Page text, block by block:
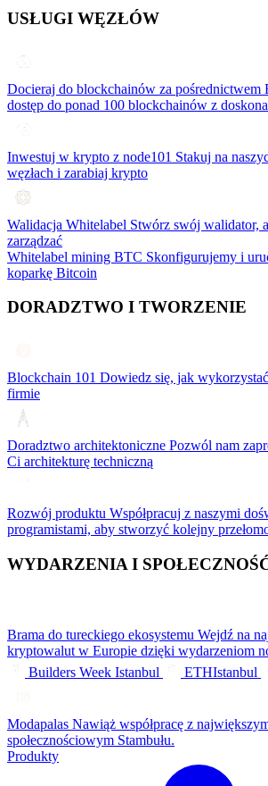
USŁUGI WĘZŁÓW
Docieraj do blockchainów za pośrednictwem
dostęp do ponad 100 blockchainów z
Inwestuj w krypto z node101 Stakuj na
węzłach i zarabiaj krypto
Walidacja Whitelabel Stwórz swój walidator,
zarządzać
Whitelabel mining BTC Skonfigurujemy i
koparkę Bitcoin
DORADZTWO I TWORZENIE
Blockchain 101 Dowiedz się, jak
firmie
Doradztwo architektoniczne Pozwól nam
Ci architekturę techniczną
Rozwój produktu Współpracuj z naszymi
programistami, aby stworzyć kolejny
WYDARZENIA I
Brama do tureckiego ekosystemu Wejdź na
kryptowalut w Europie dzięki wydarzeniom
Builders Week Istanbul
ETHIstanbul
Modapalas Nawiąż współpracę z
społecznościowym Stambułu.
Produkty